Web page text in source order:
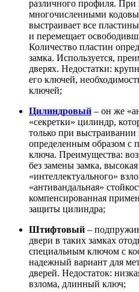
различного профиля. При
многочисленными
выстраивает все
и перемещает
Количество пластин
замка. Используется,
дверях. Недостатки:
его ключей,
ключей;
Цилиндровый – он же
«секретки» цилиндр,
только при
определенным образом с
ключа. Преимущества:
без замены замка,
«интеллектуального»
«антивандальная»
компенсированная
защиты цилиндра;
Штифтовый –
двери в таких замках
специальным ключом с
надежный вариант для
дверей. Недостаток:
взлома, длинный ключ;